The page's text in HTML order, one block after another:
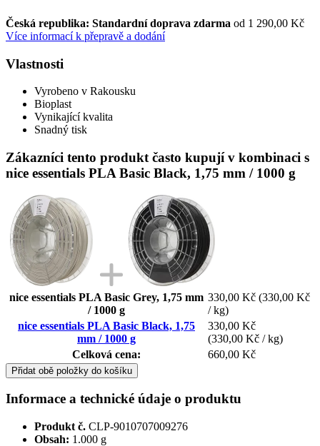
Česká republika: Standardní doprava zdarma od 1 290,00 Kč
Více informací k přepravě a dodání
Vlastnosti
Vyrobeno v Rakousku
Bioplast
Vynikající kvalita
Snadný tisk
Zákazníci tento produkt často kupují v kombinaci s
nice essentials PLA Basic Black, 1,75 mm / 1000 g
nice essentials PLA Basic Grey, 1,75 mm
/ 1000 g
330,00 Kč (330,00 Kč
/ kg)
nice essentials PLA Basic Black, 1,75
mm / 1000 g
330,00 Kč
(330,00 Kč / kg)
Celková cena:
660,00 Kč
Přidat obě položky do košíku
Informace a technické údaje o produktu
Produkt č. CLP-9010707009276
Obsah: 1.000 g